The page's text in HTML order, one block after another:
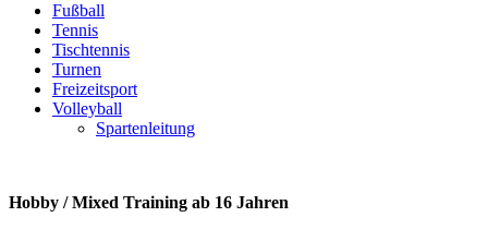
Fußball
Tennis
Tischtennis
Turnen
Freizeitsport
Volleyball
Spartenleitung
Hobby / Mixed Training ab 16 Jahren